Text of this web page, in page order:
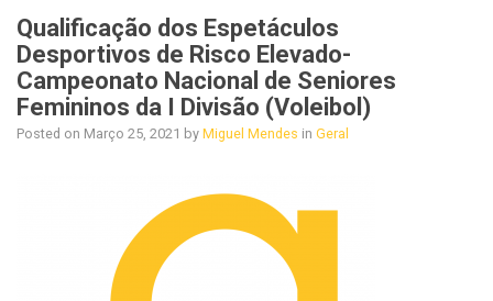
Qualificação dos Espetáculos
Desportivos de Risco Elevado-
Campeonato Nacional de Seniores
Femininos da I Divisão (Voleibol)
Posted on Março 25, 2021 by Miguel Mendes in Geral